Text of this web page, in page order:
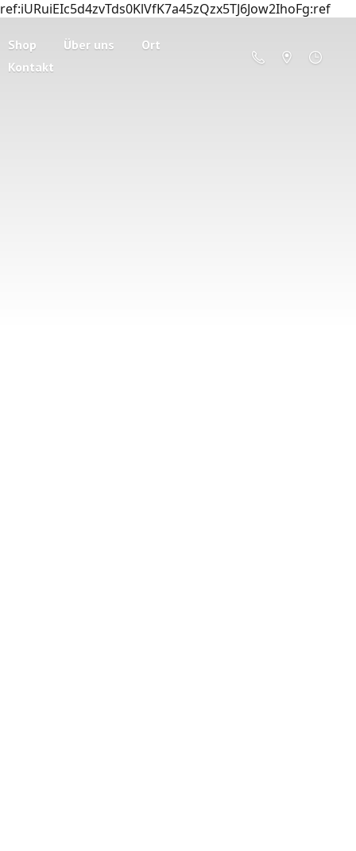
ref:iURuiEIc5d4zvTds0KlVfK7a45zQzx5TJ6Jow2IhoFg:ref
Shop Über uns
Ort
Kontakt